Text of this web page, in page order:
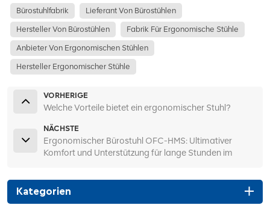
Bürostuhlfabrik Lieferant Von Bürostühlen
Hersteller Von Bürostühlen Fabrik Für Ergonomische Stühle
Anbieter Von Ergonomischen Stühlen
Hersteller Ergonomischer Stühle
VORHERIGE
Welche Vorteile bietet ein ergonomischer Stuhl?
NÄCHSTE
Ergonomischer Bürostuhl OFC-HMS: Ultimativer
Komfort und Unterstützung für lange Stunden im
Kategorien